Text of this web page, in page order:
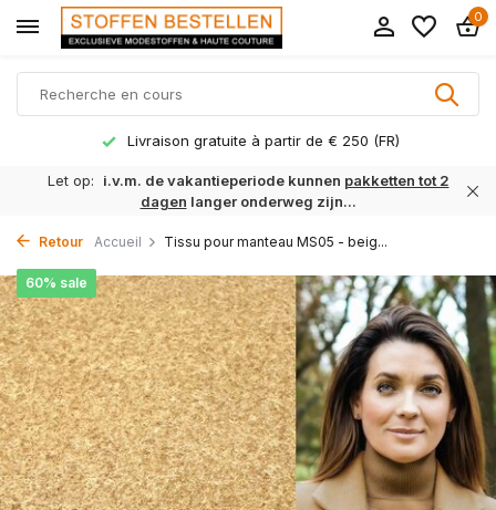
0
Livraison gratuite à partir de € 250 (FR)
Let op: i.v.m. de vakantieperiode kunnen pakketten tot 2
dagen langer onderweg zijn...
Retour Accueil Tissu pour manteau MS05 - beig...
60% sale